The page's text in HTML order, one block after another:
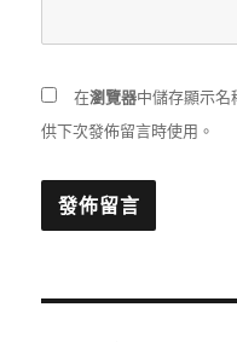
在瀏覽器中儲存顯示名
供下次發佈留言時使用。